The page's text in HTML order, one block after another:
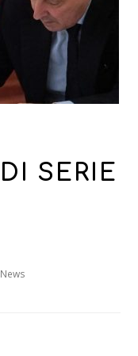
SERIE
News